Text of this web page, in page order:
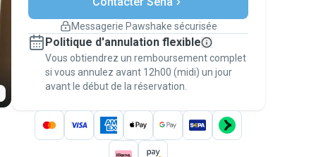
Réservations couvertes par
nos garanties
Gardez tout sur Pawshake (du premier
message au paiement) pour bénéficier de la
Garantie Pawshake.
Messagerie Pawshake sécurisée
Politique d'annulation flexible
Vous obtiendrez un remboursement complet
si vous annulez avant 12h00 (midi) un jour
avant le début de la réservation.